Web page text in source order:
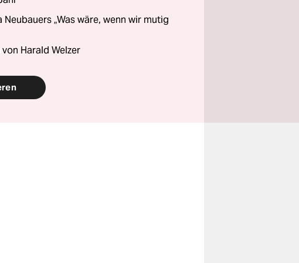
Neubauers „Was wäre, wenn wir mutig
Harald Welzer